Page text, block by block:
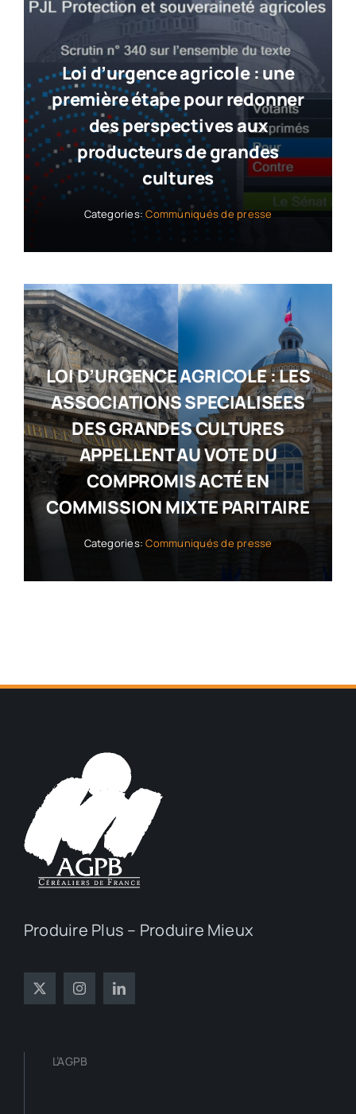
Loi d’urgence agricole : une
première étape pour redonner
des perspectives aux
producteurs de grandes
cultures
Categories:Communiqués de presse
LOI D’URGENCE AGRICOLE : LES
ASSOCIATIONS SPECIALISEES
DES GRANDES CULTURES
APPELLENT AU VOTE DU
COMPROMIS ACTÉ EN
COMMISSION MIXTE PARITAIRE
Categories:Communiqués de presse
Produire Plus – Produire Mieux
L’AGPB